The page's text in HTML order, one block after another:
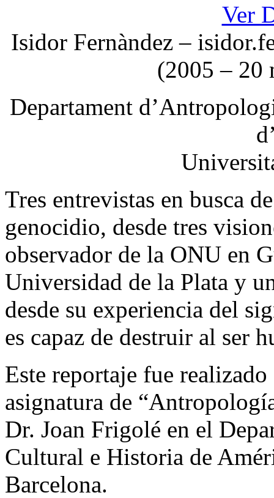
Ver
Isidor Fernàndez –
(2005 – 20
Departament
Tres entrevistas en busca
genocidio, desde tres
observador de la ONU en
Universidad de la Plata y
desde su experiencia del
es capaz de destruir al ser
Este reportaje fue
asignatura de
Dr. Joan Frigolé en el
Cultural e Historia de
Barcelona.